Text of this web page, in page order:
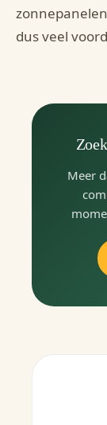
dus veel
Meer